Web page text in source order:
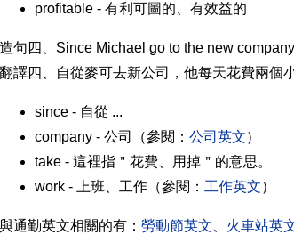
profitable - 有利可圖的、有效益的
造句四、Since Michael go to the new
翻譯四、自從麥可去新公司，他每天花費兩個
since - 自從 ...
company - 公司（參閱： 公司英文）
take - 這裡指＂花費、用掉＂的意思。
work - 上班、工作（參閱： 工作英文）
與通勤英文相關的有： 勞動節英文 火車站英